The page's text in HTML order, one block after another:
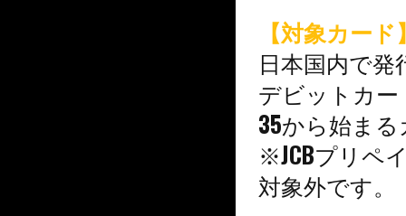
【対象カード
日本国内で
デビットカー
35から始ま
※JCBプリペ
対象外です。